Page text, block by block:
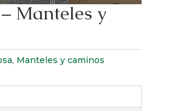
Manteles y
, Manteles y caminos